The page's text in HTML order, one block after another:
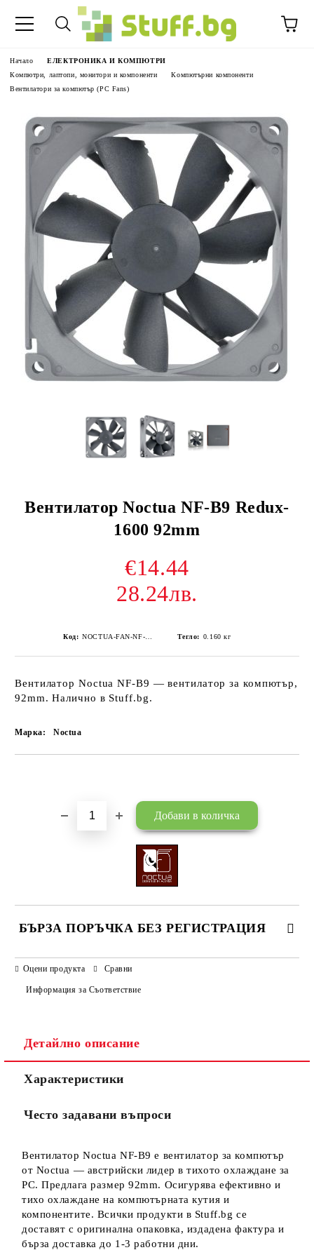
Начало
ЕЛЕКТРОНИКА И КОМПЮТРИ
Компютри, лаптопи, монитори и компоненти
Компютърни компоненти
Вентилатори за компютър (PC Fans)
Вентилатор Noctua NF-B9 Redux-
1600 92mm
€14.44
28.24лв.
Код: Тегло: 0.160 кг
Вентилатор Noctua NF-B9 — вентилатор за компютър,
92mm. Налично в Stuff.bg.
Марка: Noctua
БЪРЗА ПОРЪЧКА БЕЗ РЕГИСТРАЦИЯ
САМО ПОПЪЛНЕТЕ 3 ПОЛЕТА
Оцени продукта Сравни
Информация за Съответствие
Детайлно описание
Характеристики
Често задавани въпроси
Вентилатор Noctua NF-B9 е вентилатор за компютър
от Noctua — австрийски лидер в тихото охлаждане за
PC. Предлага размер 92mm. Осигурява ефективно и
тихо охлаждане на компютърната кутия и
компонентите. Всички продукти в Stuff.bg се
доставят с оригинална опаковка, издадена фактура и
бърза доставка до 1-3 работни дни.